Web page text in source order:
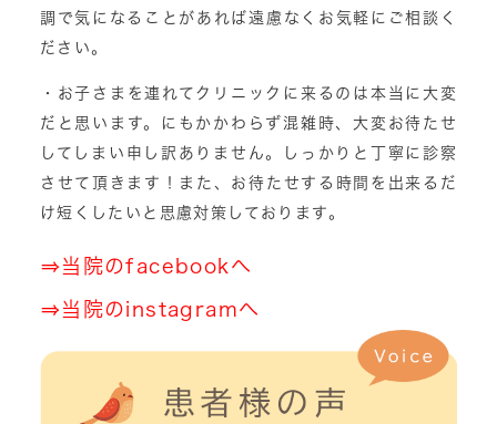
調で気になることがあれば遠慮なくお気軽にご相談く
ださい。
・お子さまを連れてクリニックに来るのは本当に大変
だと思います。にもかかわらず混雑時、大変お待たせ
してしまい申し訳ありません。しっかりと丁寧に診察
させて頂きます！また、お待たせする時間を出来るだ
け短くしたいと思慮対策しております。
⇒当院のfacebookへ
⇒当院のinstagramへ